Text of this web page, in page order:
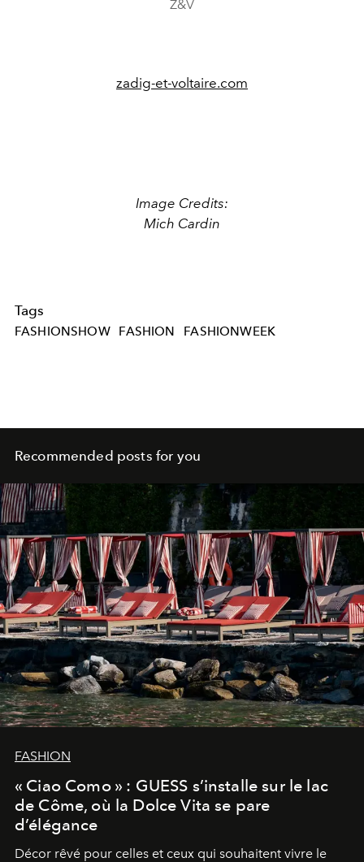
Z&V
zadig-et-voltaire.com
Image Credits:
Mich Cardin
Tags
FASHIONSHOW FASHION FASHIONWEEK
Recommended posts for you
FASHION
« Ciao Como » : GUESS s’installe sur le lac
de Côme, où la Dolce Vita se pare
d’élégance
Décor rêvé pour celles et ceux qui souhaitent vivre le